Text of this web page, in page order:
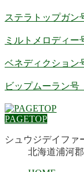
ステラトップガ
ミルトメロディ
ベネディクショ
ビップムーラン
PAGETOP
シュウジデイファ
北海道浦河